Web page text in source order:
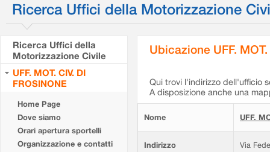
Ricerca Uffici della Motorizzazione
Ricerca Uffici della
Motorizzazione Civile
UFF. MOT. CIV. DI
FROSINONE
Home Page
Dove siamo
Orari apertura sportelli
Organizzazione e contatti
Ubicazione UFF.
Qui trovi l'indirizzo dell'ufficio
A disposizione anche una
Nome UFF.
Indirizzo Via